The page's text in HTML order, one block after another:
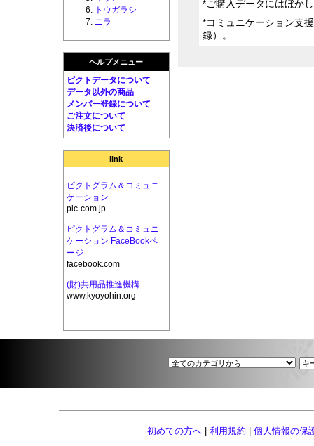
トウガラシ
ニラ
ヘルプメニュー
ピクトデータについて
データ以外の商品
メンバー登録について
ご注文について
決済後について
link
ピクトグラム＆コミュニ
ケーション
pic-com.jp
ピクトグラム＆コミュニ
ケーション FaceBookペ
ージ
facebook.com
(財)共用品推進機構
www.kyoyohin.org
*ご購入データにはぼか
*コミュニケーション支
録）。
初めての方へ 利用規約 個人情報の保